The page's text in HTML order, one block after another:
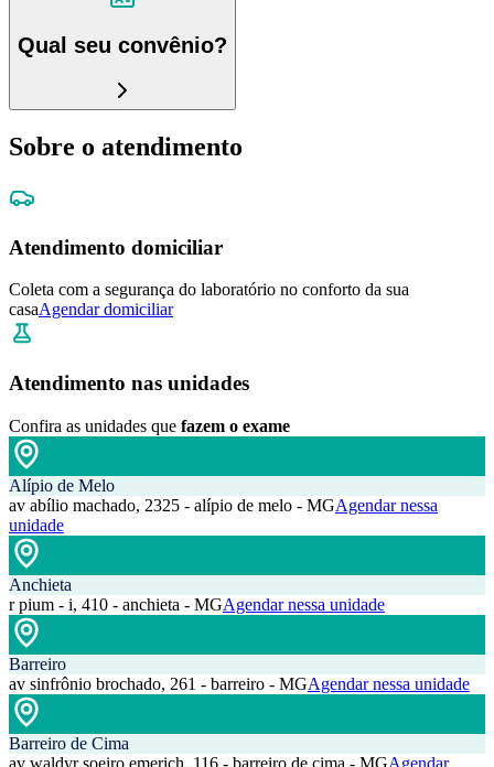
Qual seu convênio?
Sobre o atendimento
Atendimento domiciliar
Coleta com a segurança do laboratório no conforto da sua
casaAgendar domiciliar
Atendimento nas unidades
Confira as unidades que fazem o exame
Alípio de Melo
av abílio machado, 2325 - alípio de melo - MGAgendar nessa
unidade
Anchieta
r pium - i, 410 - anchieta - MGAgendar nessa unidade
Barreiro
av sinfrônio brochado, 261 - barreiro - MGAgendar nessa unidade
Barreiro de Cima
av waldyr soeiro emerich, 116 - barreiro de cima - MGAgendar